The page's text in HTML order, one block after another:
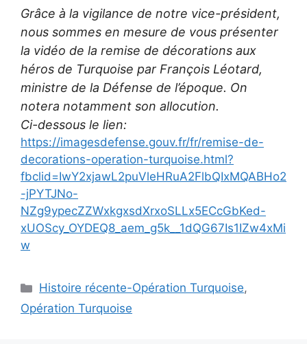
Grâce à la vigilance de notre vice-président,
nous sommes en mesure de vous présenter
la vidéo de la remise de décorations aux
héros de Turquoise par François Léotard,
ministre de la Défense de l’époque. On
notera notamment son allocution.
Ci-dessous le lien:
https://imagesdefense.gouv.fr/fr/remise-de-
decorations-operation-turquoise.html?
fbclid=IwY2xjawL2puVleHRuA2FlbQIxMQABHo2
-jPYTJNo-
NZg9ypecZZWxkgxsdXrxoSLLx5ECcGbKed-
xUOScy_OYDEQ8_aem_g5k__1dQG67Is1IZw4xMi
w
Catégories
Histoire récente-Opération Turquoise,
Opération Turquoise